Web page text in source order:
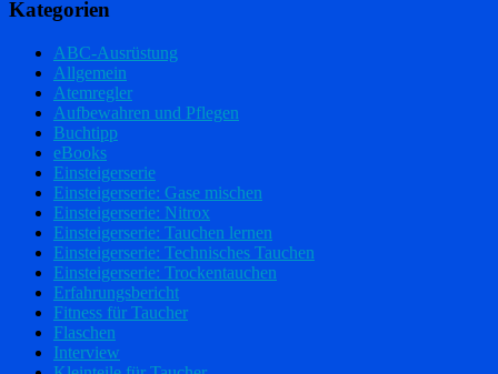
Kategorien
ABC-Ausrüstung
Allgemein
Atemregler
Aufbewahren und Pflegen
Buchtipp
eBooks
Einsteigerserie
Einsteigerserie: Gase mischen
Einsteigerserie: Nitrox
Einsteigerserie: Tauchen lernen
Einsteigerserie: Technisches Tauchen
Einsteigerserie: Trockentauchen
Erfahrungsbericht
Fitness für Taucher
Flaschen
Interview